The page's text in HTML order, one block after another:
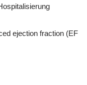
ejection fraction (EF